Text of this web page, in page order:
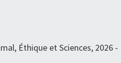
Éthique et Sciences, 2026 -